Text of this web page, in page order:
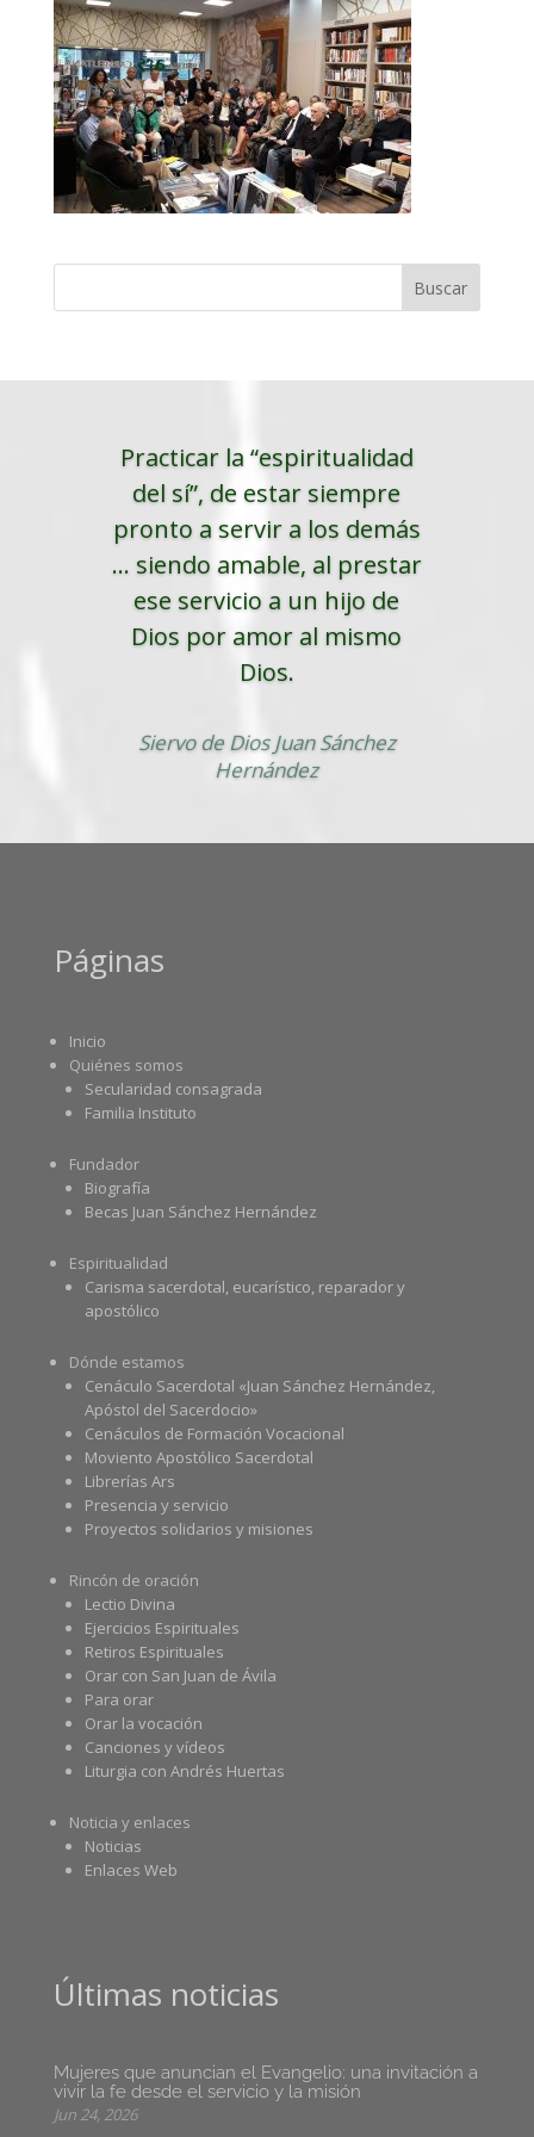
Practicar la “espiritualidad
del sí”, de estar siempre
pronto a servir a los demás
... siendo amable, al prestar
ese servicio a un hijo de
Dios por amor al mismo
Dios.
Siervo de Dios Juan Sánchez
Hernández
Páginas
Inicio
Quiénes somos
Secularidad consagrada
Familia Instituto
Fundador
Biografía
Becas Juan Sánchez Hernández
Espiritualidad
Carisma sacerdotal, eucarístico, reparador y
apostólico
Dónde estamos
Cenáculo Sacerdotal «Juan Sánchez Hernández,
Apóstol del Sacerdocio»
Cenáculos de Formación Vocacional
Moviento Apostólico Sacerdotal
Librerías Ars
Presencia y servicio
Proyectos solidarios y misiones
Rincón de oración
Lectio Divina
Ejercicios Espirituales
Retiros Espirituales
Orar con San Juan de Ávila
Para orar
Orar la vocación
Canciones y vídeos
Liturgia con Andrés Huertas
Noticia y enlaces
Noticias
Enlaces Web
Últimas noticias
Mujeres que anuncian el Evangelio: una invitación a
vivir la fe desde el servicio y la misión
Jun 24, 2026